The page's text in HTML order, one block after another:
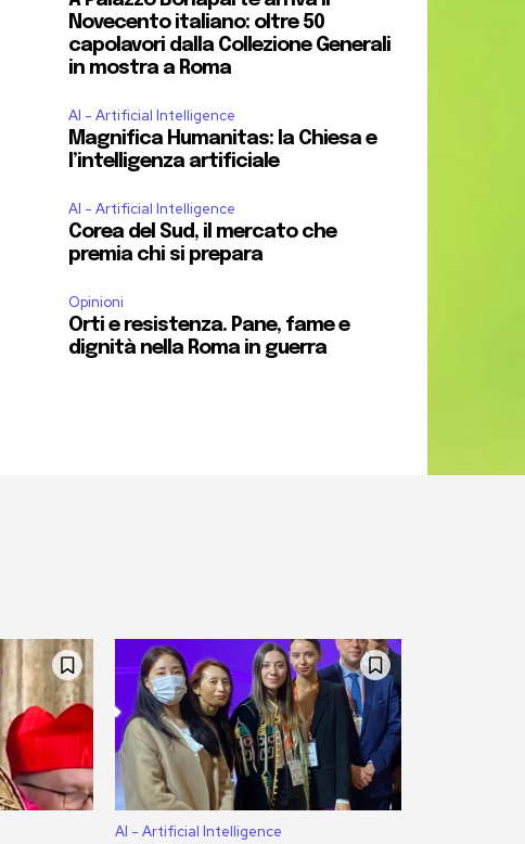
Novecento italiano: oltre 50
capolavori dalla Collezione Generali
in mostra a Roma
AI - Artificial Intelligence
Magnifica Humanitas: la Chiesa e
l’intelligenza artificiale
AI - Artificial Intelligence
Corea del Sud, il mercato che
premia chi si prepara
Opinioni
Orti e resistenza. Pane, fame e
dignità nella Roma in guerra
AI - Artificial Intelligence